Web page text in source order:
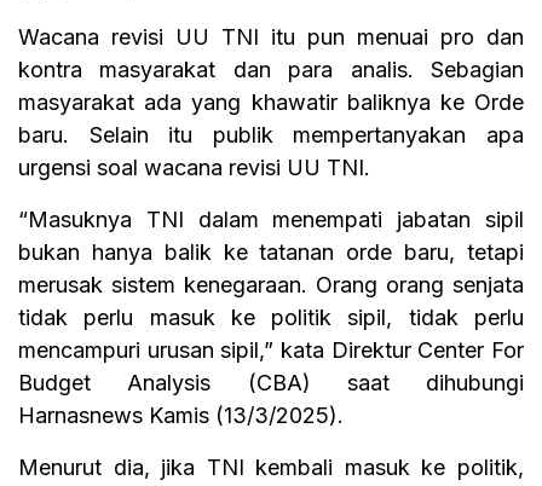
Wacana revisi UU TNI itu pun menuai pro dan
kontra masyarakat dan para analis. Sebagian
masyarakat ada yang khawatir baliknya ke Orde
baru. Selain itu publik mempertanyakan apa
urgensi soal wacana revisi UU TNI.
“Masuknya TNI dalam menempati jabatan sipil
bukan hanya balik ke tatanan orde baru, tetapi
merusak sistem kenegaraan. Orang orang senjata
tidak perlu masuk ke politik sipil, tidak perlu
mencampuri urusan sipil,” kata Direktur Center For
Budget Analysis (CBA) saat dihubungi
Harnasnews Kamis (13/3/2025).
Menurut dia, jika TNI kembali masuk ke politik,